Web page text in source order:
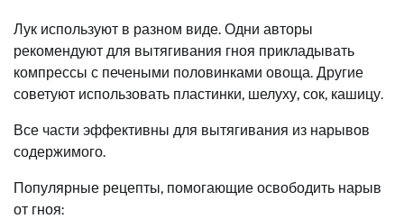
Лук используют в разном виде. Одни авторы
рекомендуют для вытягивания гноя прикладывать
компрессы с печеными половинками овоща. Другие
советуют использовать пластинки, шелуху, сок, кашицу.
Все части эффективны для вытягивания из нарывов
содержимого.
Популярные рецепты, помогающие освободить нарыв
от гноя: